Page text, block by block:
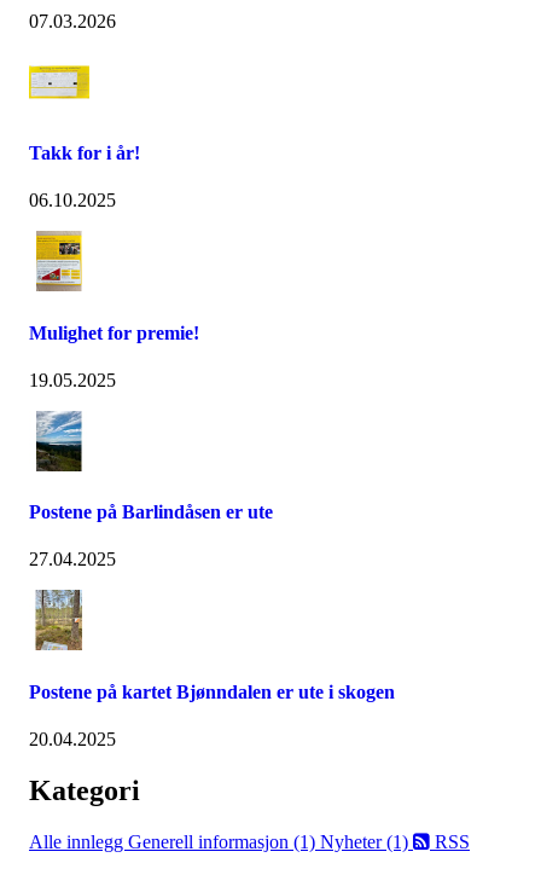
07.03.2026
Takk for i år!
06.10.2025
Mulighet for premie!
19.05.2025
Postene på Barlindåsen er ute
27.04.2025
Postene på kartet Bjønndalen er ute i skogen
20.04.2025
Kategori
Alle innlegg Generell informasjon (1) Nyheter (1) RSS